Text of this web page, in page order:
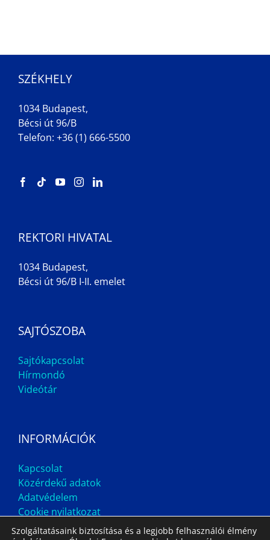
SZÉKHELY
1034 Budapest,
Bécsi út 96/B
Telefon: +36 (1) 666-5500
REKTORI HIVATAL
1034 Budapest,
Bécsi út 96/B I-II. emelet
SAJTÓSZOBA
Sajtókapcsolat
Hírmondó
Videótár
INFORMÁCIÓK
Kapcsolat
Közérdekű adatok
Adatvédelem
Cookie nyilatkozat
Szolgáltatásaink biztosítása és a legjobb felhasználói élmény